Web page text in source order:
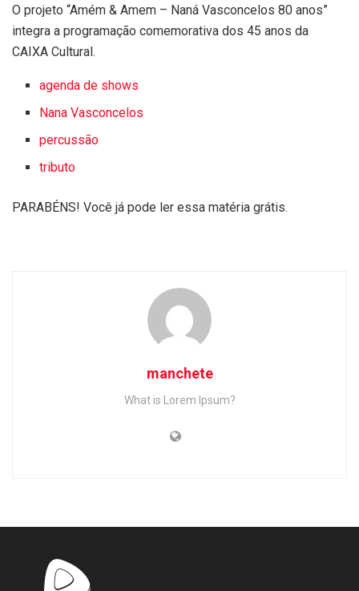
O projeto “Amém & Amem – Naná Vasconcelos 80 anos”
integra a programação comemorativa dos 45 anos da
CAIXA Cultural.
agenda de shows
Nana Vasconcelos
percussão
tributo
PARABÉNS! Você já pode ler essa matéria grátis.
manchete
What is Lorem Ipsum?